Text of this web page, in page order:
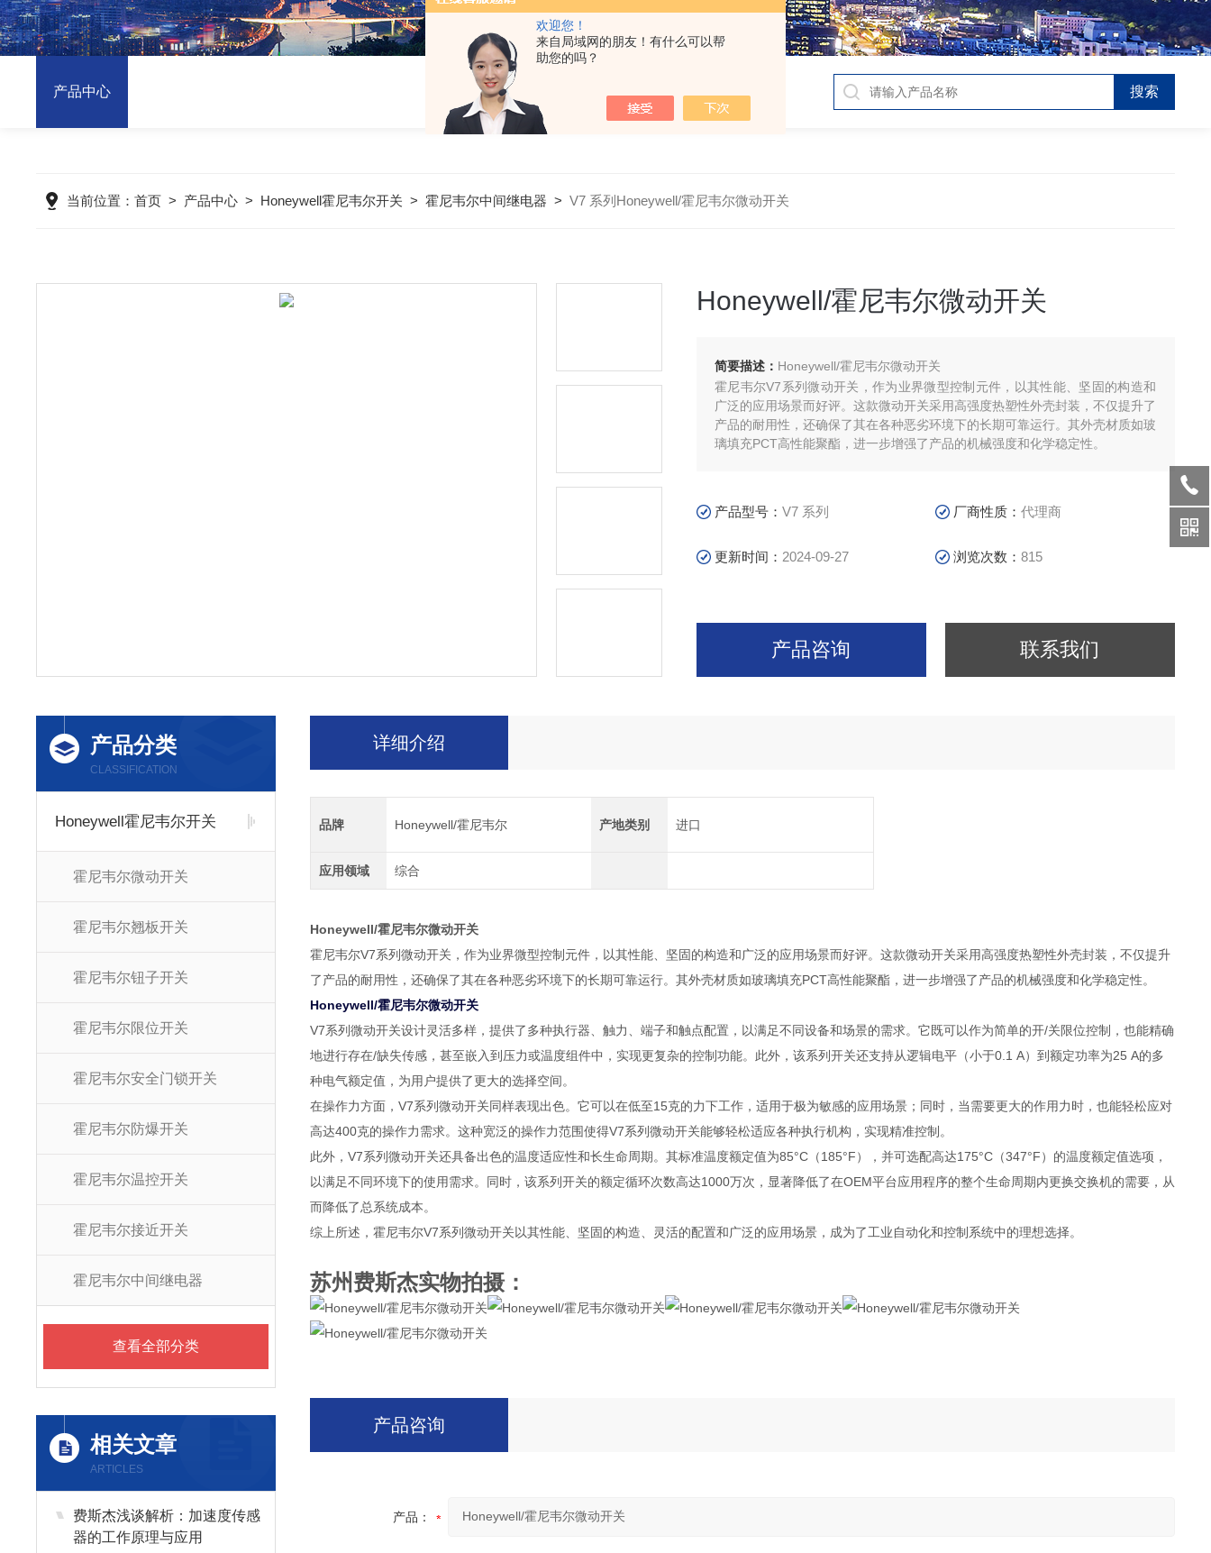
欢迎您！
来自局域网的朋友！有什么可以帮
助您的吗？
产品中心
当前位置：首页 > 产品中心 > Honeywell霍尼韦尔开关 >霍尼韦尔中间继电器 >V7 系列Honeywell/霍尼韦尔微动开关
Honeywell/霍尼韦尔微动开关
简要描述： Honeywell/霍尼韦尔微动开关
霍尼韦尔V7系列微动开关，作为业界微型控制元件，以其性能、坚固的构造和
广泛的应用场景而好评。这款微动开关采用高强度热塑性外壳封装，不仅提升了
产品的耐用性，还确保了其在各种恶劣环境下的长期可靠运行。其外壳材质如玻
璃填充PCT高性能聚酯，进一步增强了产品的机械强度和化学稳定性。
产品型号：V7 系列 厂商性质：代理商
更新时间： 2024-09-27 浏览次数：815
产品咨询 联系我们
产品分类
CLASSIFICATION
Honeywell霍尼韦尔开关
霍尼韦尔微动开关
霍尼韦尔翘板开关
霍尼韦尔钮子开关
霍尼韦尔限位开关
霍尼韦尔安全门锁开关
霍尼韦尔防爆开关
霍尼韦尔温控开关
霍尼韦尔接近开关
霍尼韦尔中间继电器
查看全部分类
相关文章
ARTICLES
费斯杰浅谈解析：加速度传感
器的工作原理与应用
详细介绍
品牌 Honeywell/霍尼韦尔 产地类别 进口
应用领域 综合
Honeywell/霍尼韦尔微动开关
霍尼韦尔V7系列微动开关，作为业界微型控制元件，以其性能、坚固的构造和广泛的应用场景而好评。这款微动开关采用高强度热塑性外壳封装，不仅提升
了产品的耐用性，还确保了其在各种恶劣环境下的长期可靠运行。其外壳材质如玻璃填充PCT高性能聚酯，进一步增强了产品的机械强度和化学稳定性。
Honeywell/霍尼韦尔微动开关
V7系列微动开关设计灵活多样，提供了多种执行器、触力、端子和触点配置，以满足不同设备和场景的需求。它既可以作为简单的开/关限位控制，也能精确
地进行存在/缺失传感，甚至嵌入到压力或温度组件中，实现更复杂的控制功能。此外，该系列开关还支持从逻辑电平（小于0.1 A）到额定功率为25 A的多
种电气额定值，为用户提供了更大的选择空间。
在操作力方面，V7系列微动开关同样表现出色。它可以在低至15克的力下工作，适用于极为敏感的应用场景；同时，当需要更大的作用力时，也能轻松应对
高达400克的操作力需求。这种宽泛的操作力范围使得V7系列微动开关能够轻松适应各种执行机构，实现精准控制。
此外，V7系列微动开关还具备出色的温度适应性和长生命周期。其标准温度额定值为85°C（185°F），并可选配高达175°C（347°F）的温度额定值选项，
以满足不同环境下的使用需求。同时，该系列开关的额定循环次数高达1000万次，显著降低了在OEM平台应用程序的整个生命周期内更换交换机的需要，从
而降低了总系统成本。
综上所述，霍尼韦尔V7系列微动开关以其性能、坚固的构造、灵活的配置和广泛的应用场景，成为了工业自动化和控制系统中的理想选择。
苏州费斯杰实物拍摄：
产品咨询
产品：